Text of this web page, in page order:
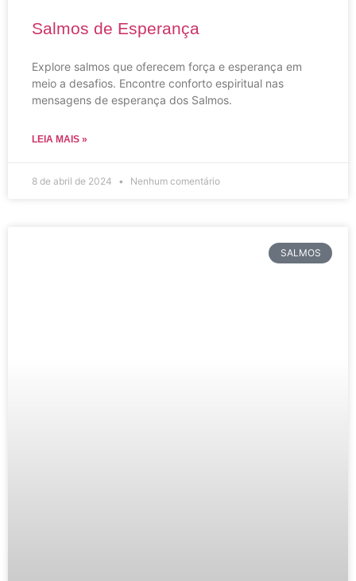
Salmos de Esperança
Explore salmos que oferecem força e esperança em
meio a desafios. Encontre conforto espiritual nas
mensagens de esperança dos Salmos.
LEIA MAIS »
8 de abril de 2024 Nenhum comentário
SALMOS